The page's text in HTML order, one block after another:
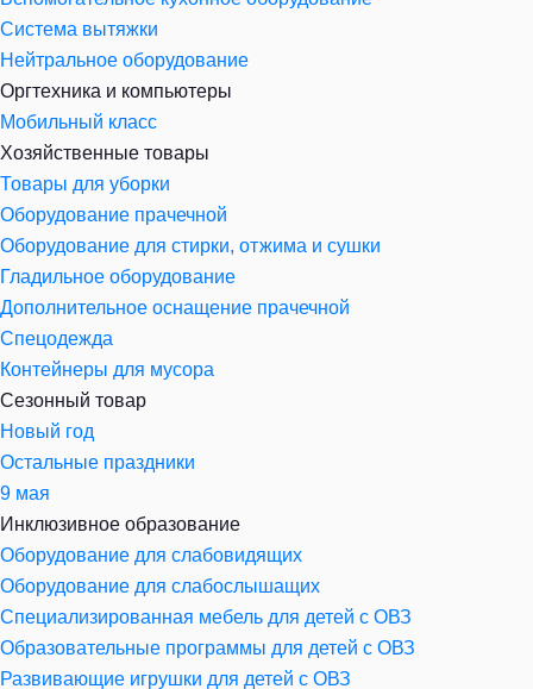
Система вытяжки
Нейтральное оборудование
Оргтехника и компьютеры
Мобильный класс
Хозяйственные товары
Товары для уборки
Оборудование прачечной
Оборудование для стирки, отжима и сушки
Гладильное оборудование
Дополнительное оснащение прачечной
Спецодежда
Контейнеры для мусора
Сезонный товар
Новый год
Остальные праздники
9 мая
Инклюзивное образование
Оборудование для слабовидящих
Оборудование для слабослышащих
Специализированная мебель для детей с ОВЗ
Образовательные программы для детей с ОВЗ
Развивающие игрушки для детей с ОВЗ